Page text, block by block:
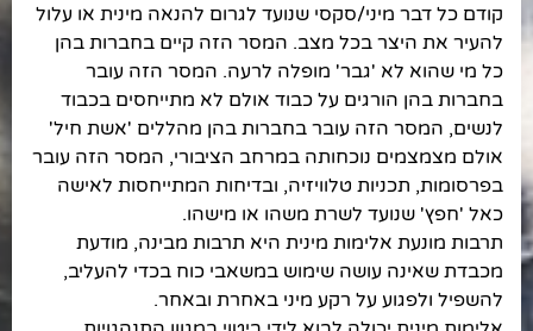
קודם כל דבר מיני/סקסי שנועד לגרום להנאה מינית או עלול
להעיר את היצר בכל מצב. המסר הזה קיים בחברות בהן
כל מי שהוא לא 'גבר' מופלה לרעה. המסר הזה עובר
בחברות בהן הורגים על כבוד אולם לא מתייחסים בכבוד
לנשים, המסר הזה עובר בחברות בהן מהללים 'אשת חיל'
אולם מצמצמים נוכחותה במרחב הציבורי, המסר הזה עובר
בפרסומות, תכניות טלוויזיה, ובדיחות המתייחסות לאישה
כאל 'חפץ' שנועד לשרת משהו או מישהו.
תרבות מונעת אלימות מינית היא תרבות מבינה, מודעת
מכבדת שאינה עושה שימוש במשאבי כוח בכדי להעליב,
להשפיל ולפגוע על רקע מיני באחרת ובאחר.